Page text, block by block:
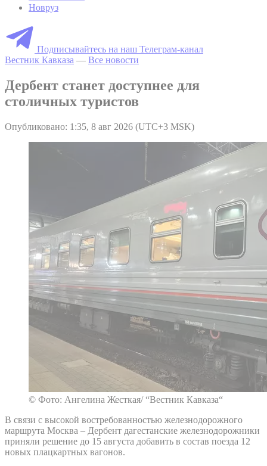
Новруз
Подписывайтесь на наш Телеграм-канал
Вестник Кавказа — Все новости
Дербент станет доступнее для
столичных туристов
Опубликовано: 1:35, 8 авг 2026 (UTC+3 MSK)
© Фото: Ангелина Жесткая/ “Вестник Кавказа“
В связи с высокой востребованностью железнодорожного
маршрута Москва – Дербент дагестанские железнодорожники
приняли решение до 15 августа добавить в состав поезда 12
новых плацкартных вагонов.